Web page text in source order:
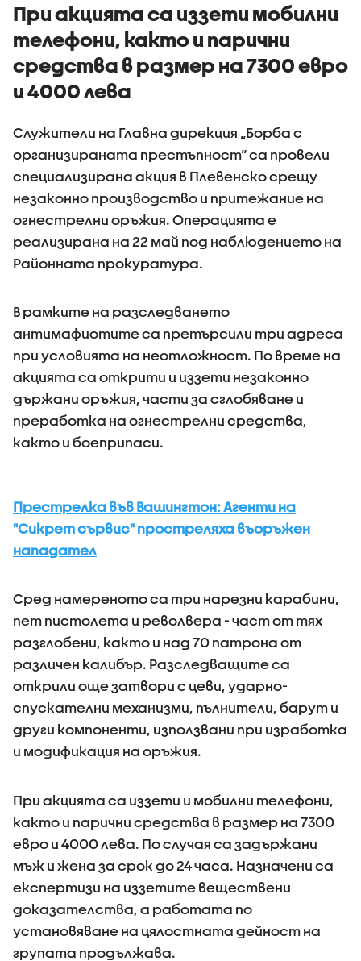
При акцията са иззети мобилни
телефони, както и парични
средства в размер на 7300 евро
и 4000 лева
Служители на Главна дирекция „Борба с
организираната престъпност“ са провели
специализирана акция в Плевенско срещу
незаконно производство и притежание на
огнестрелни оръжия. Операцията е
реализирана на 22 май под наблюдението на
Районната прокуратура.
В рамките на разследването
антимафиотите са претърсили три адреса
при условията на неотложност. По време на
акцията са открити и иззети незаконно
държани оръжия, части за сглобяване и
преработка на огнестрелни средства,
както и боеприпаси.
Престрелка във Вашингтон: Агенти на
"Сикрет сървис" простреляха въоръжен
нападател
Сред намереното са три нарезни карабини,
пет пистолета и револвера - част от тях
разглобени, както и над 70 патрона от
различен калибър. Разследващите са
открили още затвори с цеви, ударно-
спускателни механизми, пълнители, барут и
други компоненти, използвани при изработка
и модификация на оръжия.
При акцията са иззети и мобилни телефони,
както и парични средства в размер на 7300
евро и 4000 лева. По случая са задържани
мъж и жена за срок до 24 часа. Назначени са
експертизи на иззетите веществени
доказателства, а работата по
установяване на цялостната дейност на
групата продължава.